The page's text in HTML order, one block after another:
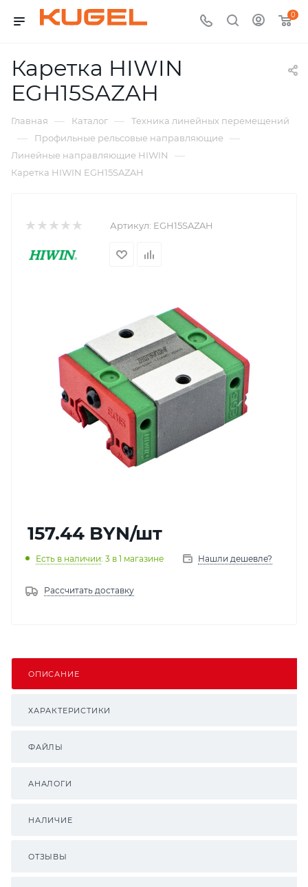
0
Каретка HIWIN
EGH15SAZAH
Главная — Каталог — Техника линейных перемещений
— Профильные рельсовые направляющие —
Линейные направляющие HIWIN —
Каретка HIWIN EGH15SAZAH
Артикул: EGH15SAZAH
157.44 BYN/шт
Есть в наличии: 3 в 1 магазине Нашли дешевле?
Рассчитать доставку
ОПИСАНИЕ
ХАРАКТЕРИСТИКИ
ФАЙЛЫ
АНАЛОГИ
НАЛИЧИЕ
ОТЗЫВЫ